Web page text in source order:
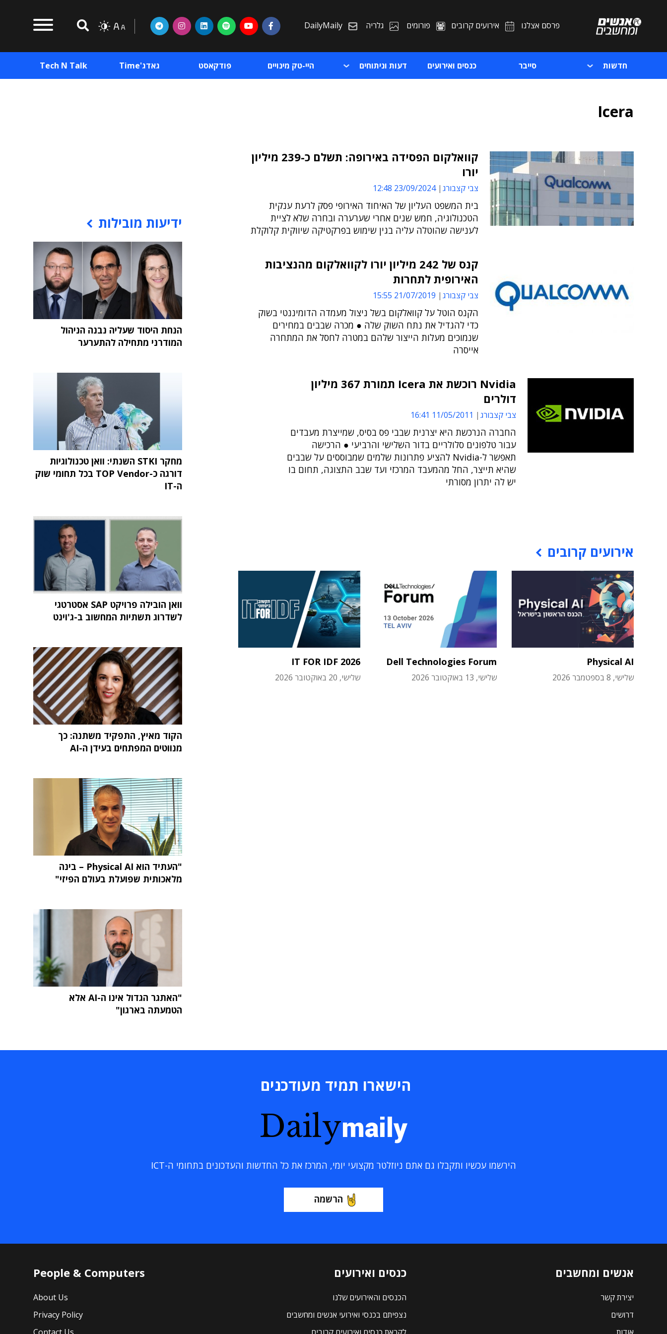
פרסם אצלנו אירועים קרובים פורומים גלריה DailyMaily
חדשות סייבר כנסים ואירועים דעות וניתוחים היי-טק מינויים פודקאסט גאדג'Time Tech N Talk
Icera
קוואלקום הפסידה באירופה: תשלם כ-239 מיליון
יורו
צבי קצבורג 23/09/2024 12:48
בית המשפט העליון של האיחוד האירופי פסק לרעת ענקית
הטכנולוגיה, חמש שנים אחרי שערערה ובחרה שלא לציית
לענישה שהוטלה עליה בגין שימוש בפרקטיקה שיווקית קלוקלת
קנס של 242 מיליון יורו לקוואלקום מהנציבות
האירופית לתחרות
צבי קצבורג 21/07/2019 15:55
הקנס הוטל על קוואלקום בשל ניצול מעמדה הדומיננטי בשוק
כדי להגדיל את נתח השוק שלה ● מכרה שבבים במחירים
שנמוכים מעלות הייצור שלהם במטרה לחסל את המתחרה
אייסרה
Nvidia רוכשת את Icera תמורת 367 מיליון
דולרים
צבי קצבורג 11/05/2011 16:41
החברה הנרכשת היא יצרנית שבבי פס בסיס, שמייצרת מעבדים
עבור טלפונים סלולריים בדור השלישי והרביעי ● הרכישה
תאפשר ל-Nvidia להציע פתרונות שלמים שמבוססים על שבבים
שהיא תייצר, החל מהמעבד המרכזי ועד שבב התצוגה, תחום בו
יש לה יתרון מסורתי
אירועים קרובים
Physical AI
שלישי, 8 בספטמבר 2026
Dell Technologies Forum
שלישי, 13 באוקטובר 2026
IT FOR IDF 2026
שלישי, 20 באוקטובר 2026
ידיעות מובילות
הנחת היסוד שעליה נבנה הניהול
המודרני מתחילה להתערער
מחקר STKI השנתי: וואן טכנולוגיות
דורגה כ-TOP Vendor בכל תחומי שוק
ה-IT
וואן הובילה פרויקט SAP אסטרטגי
לשדרוג תשתיות המחשוב ב-ג'וינט
הקוד מאיץ, התפקיד משתנה: כך
מנווטים המפתחים בעידן ה-AI
"העתיד הוא Physical AI – בינה
מלאכותית שפועלת בעולם הפיזי"
"האתגר הגדול אינו ה-AI אלא
הטמעתה בארגון"
הישארו תמיד מעודכנים
Dailymaily
הירשמו עכשיו ותקבלו גם אתם ניוזלטר מקצועי יומי, המרכז את כל החדשות והעדכונים בתחומי ה-ICT
הרשמה
אנשים ומחשבים
יצירת קשר
דרושים
כנסים ואירועים
הכנסים והאירועים שלנו
נצפיתם בכנסי ואירועי אנשים ומחשבים
People & Computers
About Us
Privacy Policy